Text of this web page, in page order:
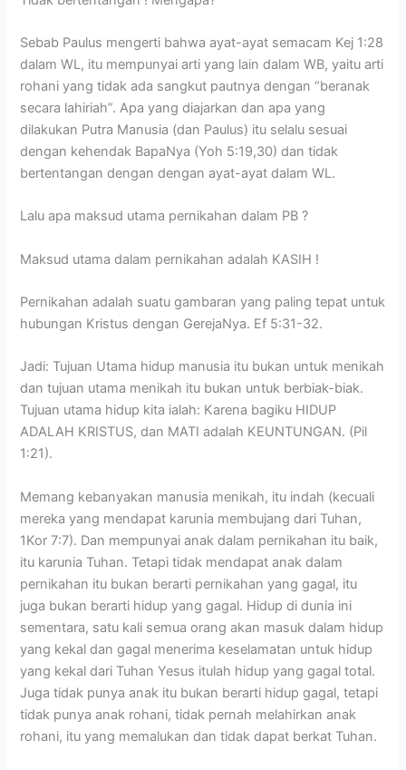
Sebab Paulus mengerti bahwa ayat-ayat semacam Kej 1:28
dalam WL, itu mempunyai arti yang lain dalam WB, yaitu arti
rohani yang tidak ada sangkut pautnya dengan “beranak
secara lahiriah”. Apa yang diajarkan dan apa yang
dilakukan Putra Manusia (dan Paulus) itu selalu sesuai
dengan kehendak BapaNya (Yoh 5:19,30) dan tidak
bertentangan dengan dengan ayat-ayat dalam WL.
Lalu apa maksud utama pernikahan dalam PB ?
Maksud utama dalam pernikahan adalah KASIH !
Pernikahan adalah suatu gambaran yang paling tepat untuk
hubungan Kristus dengan GerejaNya. Ef 5:31-32.
Jadi: Tujuan Utama hidup manusia itu bukan untuk menikah
dan tujuan utama menikah itu bukan untuk berbiak-biak.
Tujuan utama hidup kita ialah: Karena bagiku HIDUP
ADALAH KRISTUS, dan MATI adalah KEUNTUNGAN. (Pil
1:21).
Memang kebanyakan manusia menikah, itu indah (kecuali
mereka yang mendapat karunia membujang dari Tuhan,
1Kor 7:7). Dan mempunyai anak dalam pernikahan itu baik,
itu karunia Tuhan. Tetapi tidak mendapat anak dalam
pernikahan itu bukan berarti pernikahan yang gagal, itu
juga bukan berarti hidup yang gagal. Hidup di dunia ini
sementara, satu kali semua orang akan masuk dalam hidup
yang kekal dan gagal menerima keselamatan untuk hidup
yang kekal dari Tuhan Yesus itulah hidup yang gagal total.
Juga tidak punya anak itu bukan berarti hidup gagal, tetapi
tidak punya anak rohani, tidak pernah melahirkan anak
rohani, itu yang memalukan dan tidak dapat berkat Tuhan.